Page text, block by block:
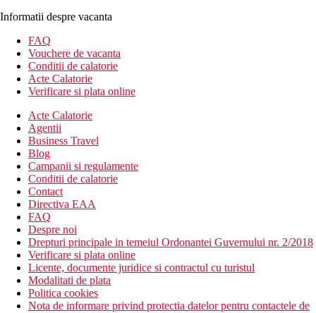
Informatii despre vacanta
FAQ
Vouchere de vacanta
Conditii de calatorie
Acte Calatorie
Verificare si plata online
Acte Calatorie
Agentii
Business Travel
Blog
Campanii si regulamente
Conditii de calatorie
Contact
Directiva EAA
FAQ
Despre noi
Drepturi principale in temeiul Ordonantei Guvernului nr. 2/2018
Verificare si plata online
Licente, documente juridice si contractul cu turistul
Modalitati de plata
Politica cookies
Nota de informare privind protectia datelor pentru contactele de